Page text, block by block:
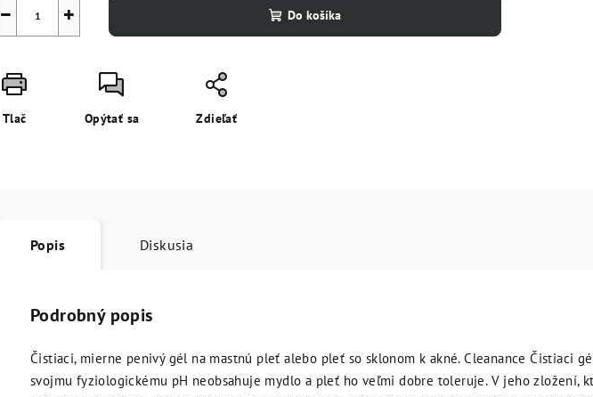
+
− Do košíka
Tlač Opýtať sa Zdieľať
Popis Diskusia
Podrobný popis
Čistiaci, mierne penivý gél na mastnú pleť alebo pleť so sklonom k akné. Cleanance Čistiaci
svojmu fyziologickému pH neobsahuje mydlo a pleť ho veľmi dobre toleruje. V jeho zložení,